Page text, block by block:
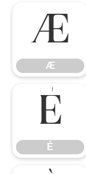
Æ
Æ
É
É